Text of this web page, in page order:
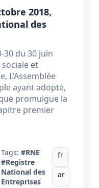
2018,
des
30 du 30 juin
sociale et
L’Assemblée
ayant adopté,
promulgue la
premier
,
Tags: #RNE
#Registre
National des
Entreprises
fr
ar